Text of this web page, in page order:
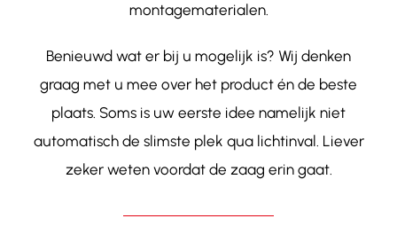
montagematerialen.
Benieuwd wat er bij u mogelijk is? Wij denken
graag met u mee over het product én de beste
plaats. Soms is uw eerste idee namelijk niet
automatisch de slimste plek qua lichtinval. Liever
zeker weten voordat de zaag erin gaat.